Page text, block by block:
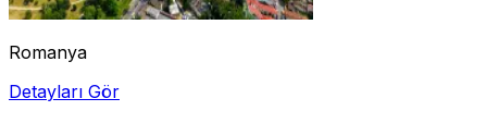
Romanya
Detayları Gör